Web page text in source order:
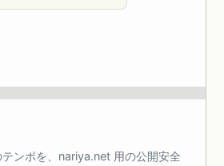
ンポを、nariya.net 用の公開安全